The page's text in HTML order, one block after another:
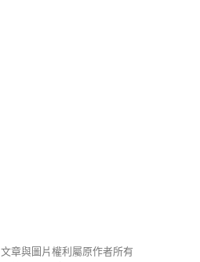
文章與圖片權利屬原作者所有